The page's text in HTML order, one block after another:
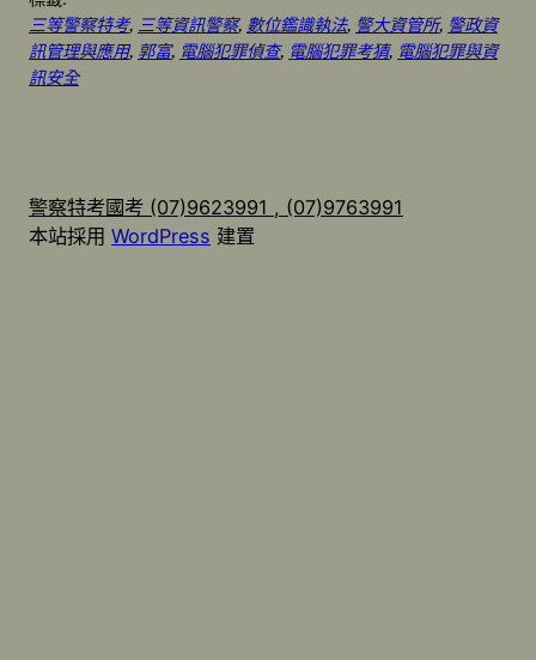
三等警察特考, 三等資訊警察, 數位鑑識執法, 警大資管所, 警政資
訊管理與應用, 郭富, 電腦犯罪偵查, 電腦犯罪考猜, 電腦犯罪與資
訊安全
警察特考國考 (07)9623991 , (07)9763991
本站採用 WordPress 建置